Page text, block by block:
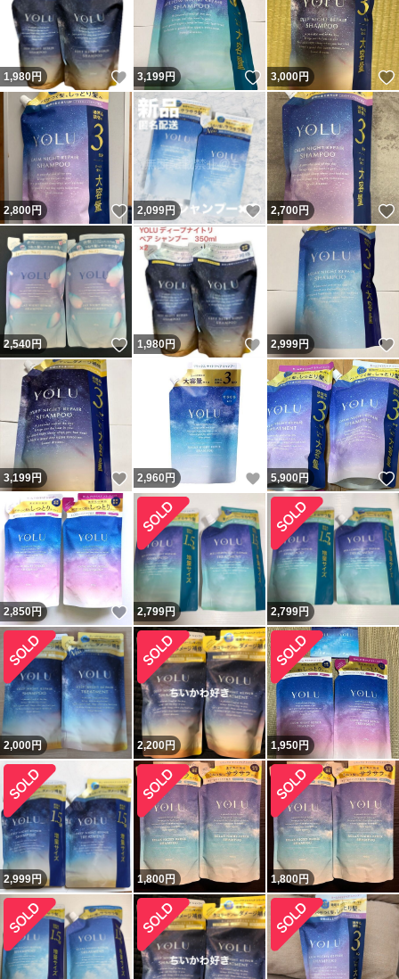
1,980円 いいね！
3,199円 いいね！
3,000円
2,800円 いいね！
2,099円 いいね！
2,700円
2,540円 いいね！
1,980円 いいね！
2,999円
3,199円 いいね！
2,960 円 いいね！
5,900円
2,850円 いいね！
2,799円 2,799円
2,000円 2,200円 1,950円
2,999円 1,800円 1,800円